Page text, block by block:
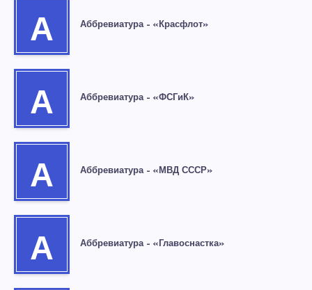
А Аббревиатура – «Красфлот»
А Аббревиатура – «ФСГиК»
А Аббревиатура – «МВД СССР»
А Аббревиатура – «Главоснастка»